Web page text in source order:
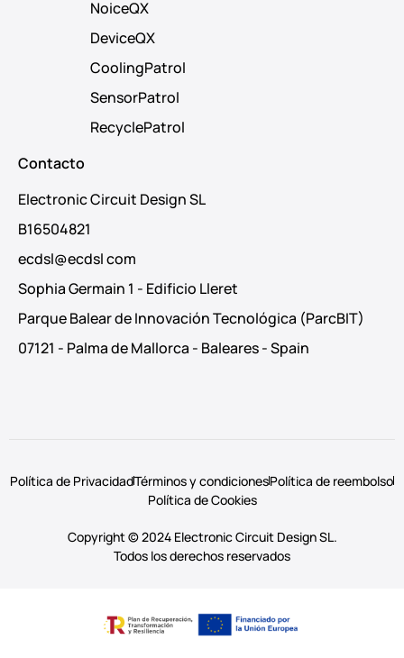
NoiceQX
DeviceQX
CoolingPatrol
SensorPatrol
RecyclePatrol
Contacto
Electronic Circuit Design SL
B16504821
ecdsl@ecdsl com
Sophia Germain 1 - Edificio Lleret
Parque Balear de Innovación Tecnológica (ParcBIT)
07121 - Palma de Mallorca - Baleares - Spain
Política de PrivacidadTérminos y condicionesPolítica de reembolso
Política de Cookies
Copyright © 2024 Electronic Circuit Design SL.
Todos los derechos reservados